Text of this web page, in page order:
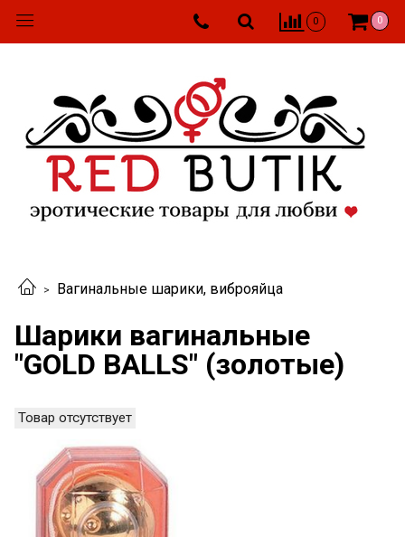
0 0
Вагинальные шарики, виброяйца
Шарики вагинальные
"GOLD BALLS" (золотые)
Товар отсутствует